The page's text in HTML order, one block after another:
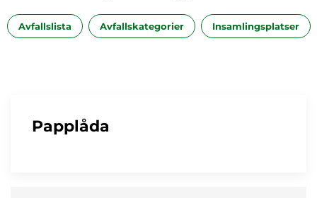
Avfallslista Avfallskategorier Insamlingsplatser
Papplåda